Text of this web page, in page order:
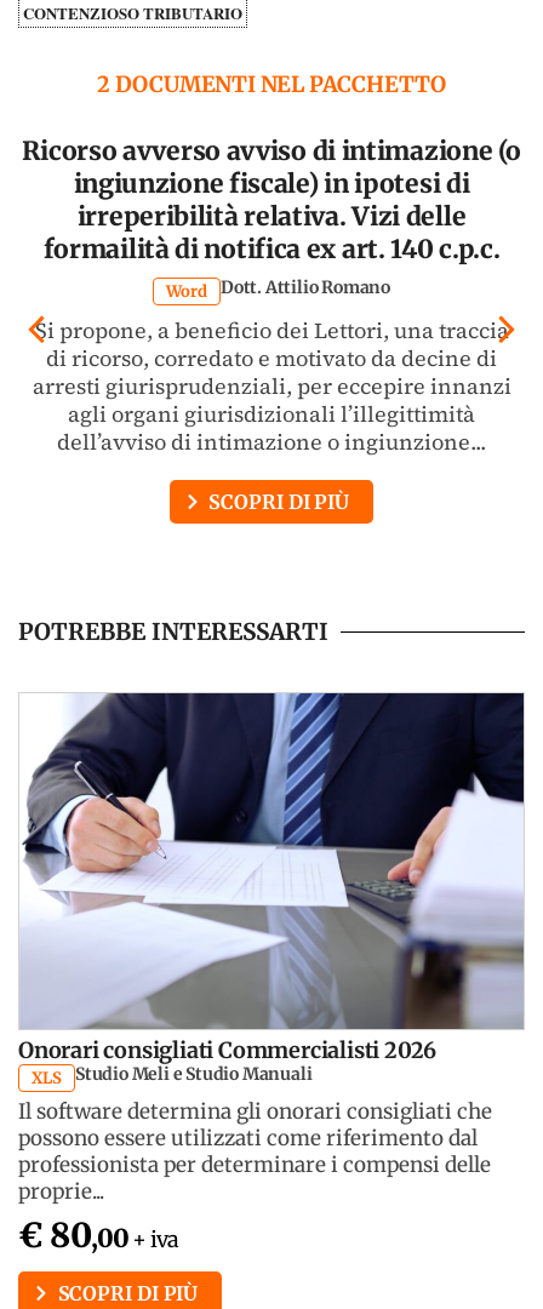
CONTENZIOSO TRIBUTARIO
2 DOCUMENTI NEL PACCHETTO
Ricorso avverso avviso di intimazione (o
ingiunzione fiscale) in ipotesi di
irreperibilità relativa. Vizi delle
formailità di notifica ex art. 140 c.p.c.
Word Dott. Attilio Romano
Si propone, a beneficio dei Lettori, una traccia
di ricorso, corredato e motivato da decine di
arresti giurisprudenziali, per eccepire innanzi
agli organi giurisdizionali l’illegittimità
dell’avviso di intimazione o ingiunzione...
SCOPRI DI PIÙ
POTREBBE INTERESSARTI
Onorari consigliati Commercialisti 2026
XLS Studio Meli e Studio Manuali
Il software determina gli onorari consigliati che
possono essere utilizzati come riferimento dal
professionista per determinare i compensi delle
proprie...
€ 80,00 + iva
SCOPRI DI PIÙ